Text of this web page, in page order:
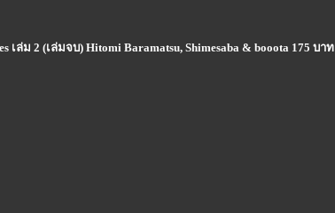
ล่ม 2 (เล่มจบ) Hitomi Baramatsu, Shimesaba & booota 175 บาท